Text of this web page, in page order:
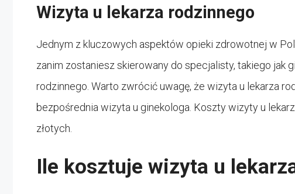
Wizyta u lekarza rodzinnego
Jednym z kluczowych aspektów opieki zdrowotnej w
zanim zostaniesz skierowany do specjalisty, takiego jak
rodzinnego. Warto zwrócić uwagę, że wizyta u lekarza
bezpośrednia wizyta u ginekologa. Koszty wizyty u
złotych.
Ile kosztuje wizyta u